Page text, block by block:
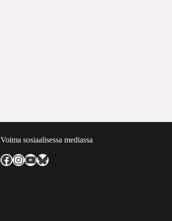
Voima sosiaalisessa mediassa
Facebook
Instagram
YouTube
Bluesky